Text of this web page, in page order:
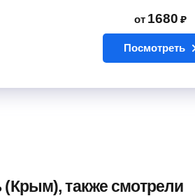
от 1680 ₽
Посмотреть
также смотрели